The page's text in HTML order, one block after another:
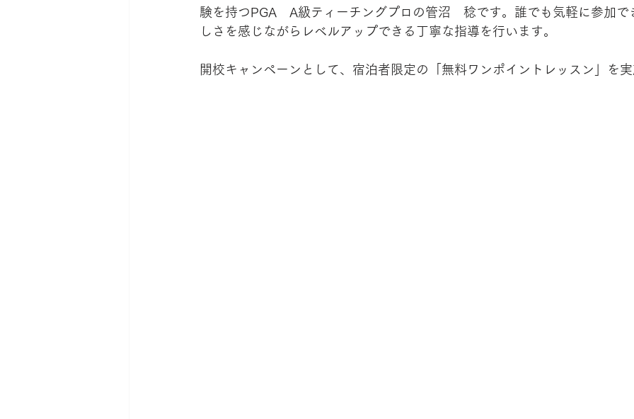
験を持つPGA　A級ティーチングプロの管沼　稔です。誰でも気軽に参加で
しさを感じながらレベルアップできる丁寧な指導を行います。
開校キャンペーンとして、宿泊者限定の「無料ワンポイントレッスン」を実